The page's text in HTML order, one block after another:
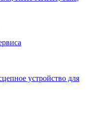
устройство для